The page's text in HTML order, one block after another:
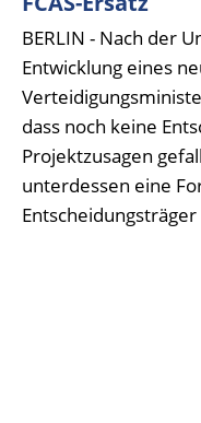
BERLIN - Nach der
Entwicklung eines
dass noch keine
Projektzusagen
unterdessen eine